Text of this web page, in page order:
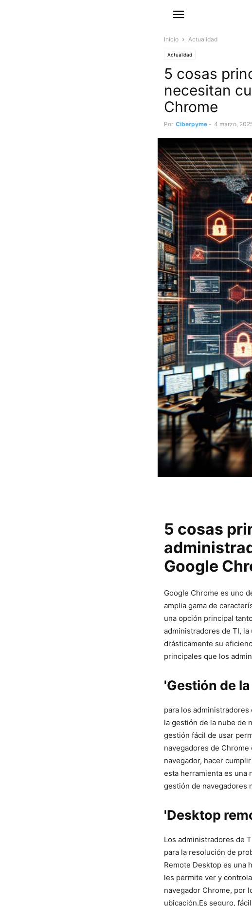
Inicio Actualidad
Actualidad
5 cosas
necesitan
Chrome
Por Ciberpyme - 4 marzo,
5 cosas
Google
Google Chrome‍ es uno⁤
amplia gama de
una opción principal
administradores de TI,
drásticamente⁢ su
principales ⁣que los
'Gestión de
para los
la gestión de ​la nube de⁢
gestión fácil de usar
navegadores de
navegador,⁣ hacer
esta herramienta ⁤es una
gestión de navegadores
'Desktop
Los administradores de‍
para la resolución de
Remote Desktop es una‌
les permite ver y
navegador Chrome,⁢ por
ubicación.Es seguro,